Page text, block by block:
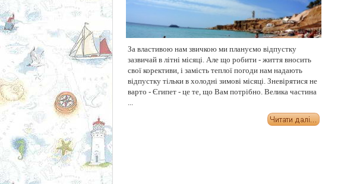
За властивою нам звичкою ми плануємо відпустку
зазвичай в літні місяці. Але що робити - життя вносить
свої корективи, і замість теплої погоди нам надають
відпустку тільки в холодні зимові місяці. Зневірятися не
варто - Єгипет - це те, що Вам потрібно. Велика частина
...